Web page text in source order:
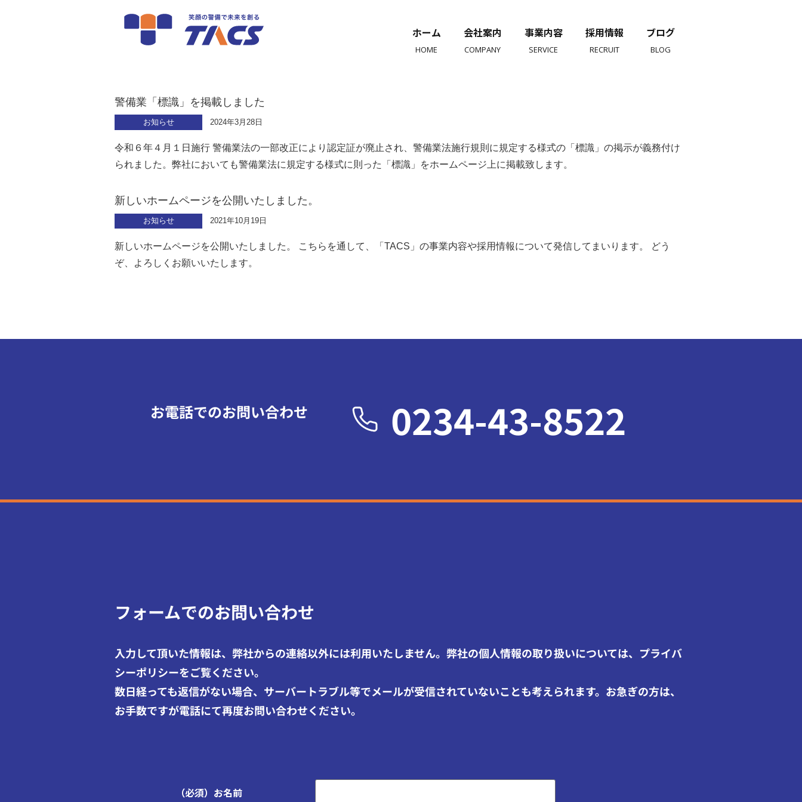
ホーム
HOME
会社案内
COMPANY
事業内容
SERVICE
採用情報
RECRUIT
ブログ
BLOG
お知らせ
警備業「標識」を掲載しました
お知らせ 2024年3月28日
令和６年４月１日施行 警備業法の一部改正により認定証が廃止され、警備業法施行規則に規定する様式の「標識」の掲示が義務付け
られました。弊社においても警備業法に規定する様式に則った「標識」をホームページ上に掲載致します。
新しいホームページを公開いたしました。
お知らせ 2021年10月19日
新しいホームページを公開いたしました。 こちらを通して、「TACS」の事業内容や採用情報について発信してまいります。 どう
ぞ、よろしくお願いいたします。
お電話でのお問い合わせ 0234-43-8522
フォームでのお問い合わせ
入力して頂いた情報は、弊社からの連絡以外には利用いたしません。弊社の個人情報の取り扱いについては、プライバ
シーポリシーをご覧ください。
数日経っても返信がない場合、サーバートラブル等でメールが受信されていないことも考えられます。お急ぎの方は、
お手数ですが電話にて再度お問い合わせください。
（必須）お名前